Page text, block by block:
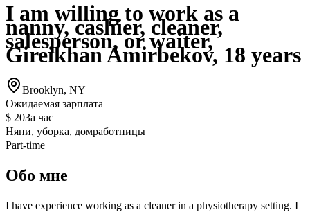
I am willing to work as a
nanny, cashier, cleaner,
salesperson, or waiter,
Gireikhan Amirbekov, 18 years
Brooklyn, NY
Ожидаемая зарплата
$ 20За час
Няни, уборка, домработницы
Part-time
Обо мне
I have experience working as a cleaner in a physiotherapy setting. I